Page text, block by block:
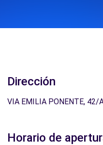
Dirección
VIA EMILIA PONENTE, 42/
Horario de